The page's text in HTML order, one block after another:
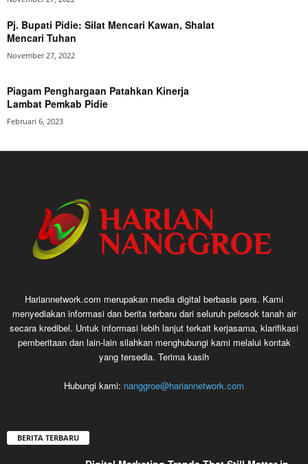
Pj. Bupati Pidie: Silat Mencari Kawan, Shalat
Mencari Tuhan
November 27, 2022
Piagam Penghargaan Patahkan Kinerja
Lambat Pemkab Pidie
Februari 6, 2023
Hariannetwork.com merupakan media digital berbasis pers. Kami
menyediakan informasi dan berita terbaru dari seluruh pelosok tanah air
secara kredibel. Untuk informasi lebih lanjut terkait kerjasama, klarifikasi
pemberitaan dan lain-lain silahkan menghubungi kami melalui kontak
yang tersedia. Terima kasih
Hubungi kami: nanggroe@hariannetwork.com
BERITA TERBARU